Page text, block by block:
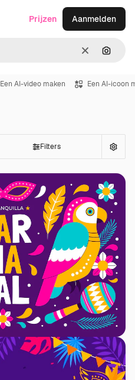
Wissen
Prijzen Aanmelden
Een AI-video maken Een AI-icoon
Filters